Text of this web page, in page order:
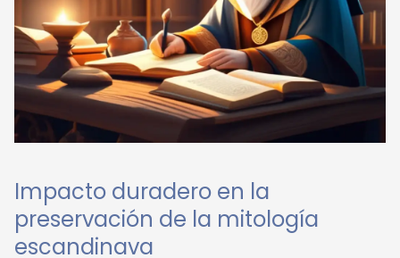
Impacto duradero en la
preservación de la mitología
escandinava